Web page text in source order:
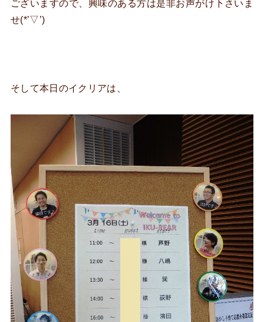
ございますので、興味のある方は是非お声がけ下さいま
せ(*’▽’)
そして本日のイクリアは、